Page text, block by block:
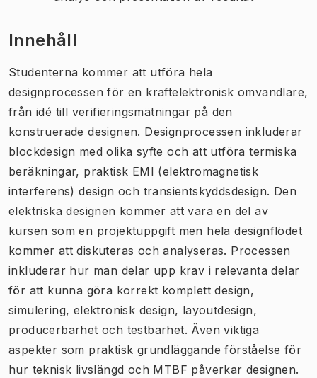
Innehåll
Studenterna kommer att utföra hela
designprocessen för en kraftelektronisk omvandlare,
från idé till verifieringsmätningar på den
konstruerade designen. Designprocessen inkluderar
blockdesign med olika syfte och att utföra termiska
beräkningar, praktisk EMI (elektromagnetisk
interferens) design och transientskyddsdesign. Den
elektriska designen kommer att vara en del av
kursen som en projektuppgift men hela designflödet
kommer att diskuteras och analyseras. Processen
inkluderar hur man delar upp krav i relevanta delar
för att kunna göra korrekt komplett design,
simulering, elektronisk design, layoutdesign,
producerbarhet och testbarhet. Även viktiga
aspekter som praktisk grundläggande förståelse för
hur teknisk livslängd och MTBF påverkar designen.